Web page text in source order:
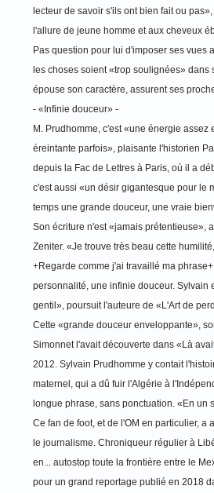
lecteur de savoir s'ils ont bien fait ou
l'allure de jeune homme et aux cheveux
Pas question pour lui d'imposer ses vues
les choses soient «trop soulignées»
épouse son caractère, assurent ses
- «Infinie douceur» -
M. Prudhomme, c'est «une énergie assez
éreintante parfois», plaisante l'historien
depuis la Fac de Lettres à Paris, où il a
c'est aussi «un désir gigantesque pour le
temps une grande douceur, une vraie
Son écriture n'est «jamais prétentieuse»,
Zeniter. «Je trouve très beau cette
+Regarde comme j'ai travaillé ma
personnalité, une infinie douceur. Sylvain
gentil», poursuit l'auteure de «L'Art de
Cette «grande douceur enveloppante»,
Simonnet l'avait découverte dans «Là
2012. Sylvain Prudhomme y contait
maternel, qui a dû fuir l'Algérie à
longue phrase, sans ponctuation. «En un
Ce fan de foot, et de l'OM en particulier, a
le journalisme. Chroniqueur régulier à
en... autostop toute la frontière entre le
pour un grand reportage publié en 2018